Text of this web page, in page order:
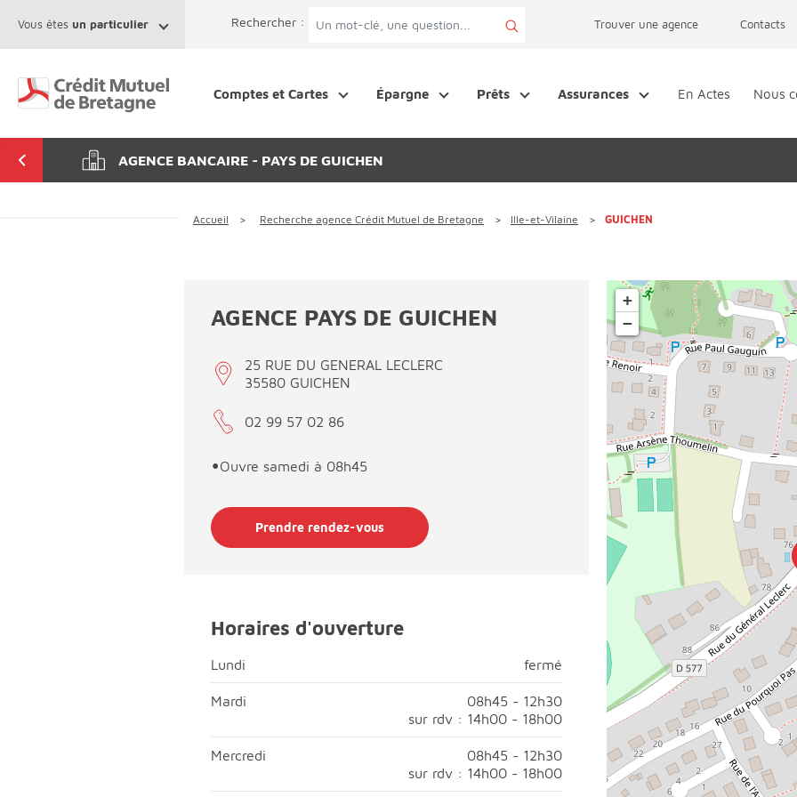
Vous êtes un particulier Rechercher : Trouver une agence Contacts
Comptes et Cartes Épargne Prêts Assurances En Actes Nous
AGENCE BANCAIRE - PAYS DE GUICHEN
Accueil Recherche agence Crédit Mutuel de Bretagne Ille-et-Vilaine GUICHEN
AGENCE PAYS DE GUICHEN
25 RUE DU GENERAL LECLERC
35580 GUICHEN
02 99 57 02 86
•Ouvre samedi à 08h45
Prendre rendez-vous
Horaires d'ouverture
Lundi fermé
fermé
Mardi
08h45 - 12h30
sur rdv : 14h00 - 18h00
Mardi; Matin, ouvert de 08h45 à 12h30;Après-midi, ouvert sur rendez-vous de 14h00 à
Mercredi
08h45 - 12h30
sur rdv : 14h00 - 18h00
+
−